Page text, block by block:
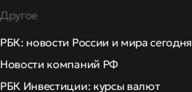
Другое
РБК: новости России и мира сегодня
Новости компаний РФ
РБК Инвестиции: курсы валют